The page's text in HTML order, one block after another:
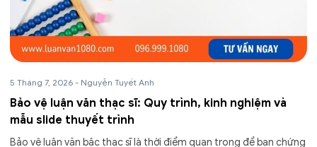
5 Tháng 7, 2026 - Nguyễn Tuyết Anh
Bảo vệ luận văn thạc sĩ: Quy trình, kinh nghiệm và
mẫu slide thuyết trình
Bảo vệ luận văn bậc thạc sĩ là thời điểm quan trọng để bạn chứng